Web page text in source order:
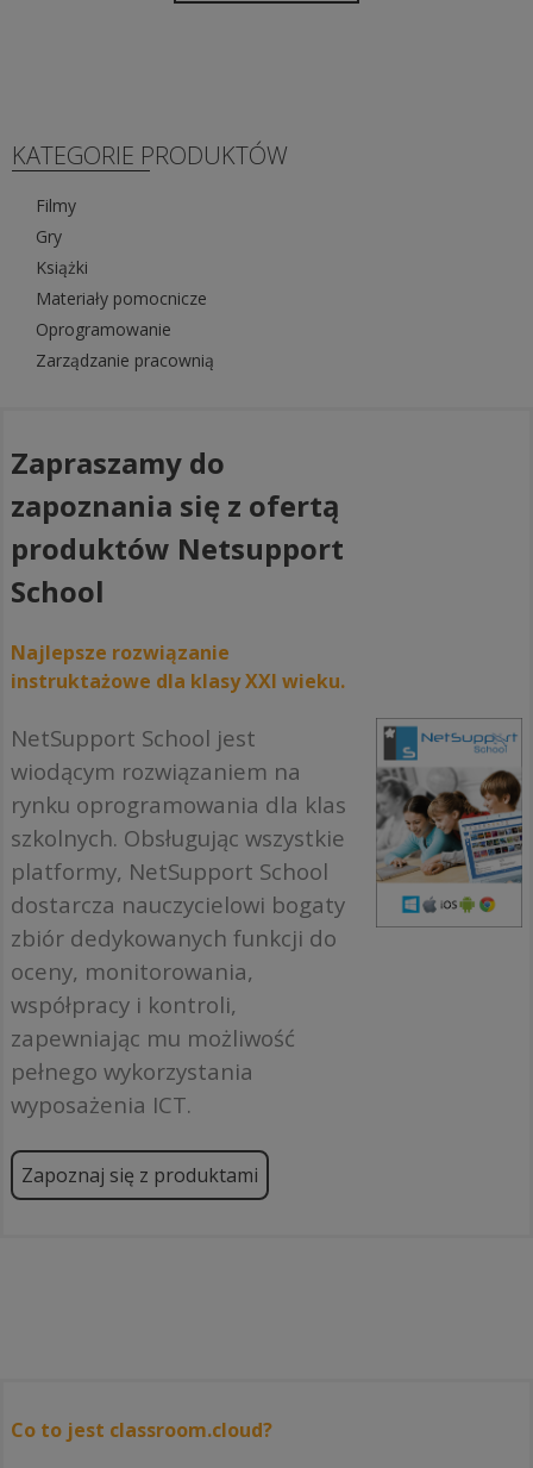
KATEGORIE PRODUKTÓW
Filmy
Gry
Książki
Materiały pomocnicze
Oprogramowanie
Zarządzanie pracownią
Zapraszamy do
zapoznania się z ofertą
produktów Netsupport
School
Najlepsze rozwiązanie
instruktażowe dla klasy XXI wieku.
NetSupport School jest
wiodącym rozwiązaniem na
rynku oprogramowania dla klas
szkolnych. Obsługując wszystkie
platformy, NetSupport School
dostarcza nauczycielowi bogaty
zbiór dedykowanych funkcji do
oceny, monitorowania,
współpracy i kontroli,
zapewniając mu możliwość
pełnego wykorzystania
wyposażenia ICT.
Zapoznaj się z produktami
Co to jest classroom.cloud?